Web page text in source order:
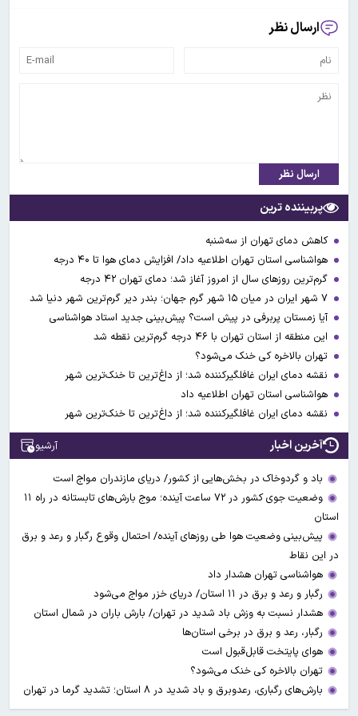
ارسال نظر
ارسال نظر
پربیننده ترین
کاهش دمای تهران از سه‌شنبه
هواشناسی استان تهران اطلاعیه داد/ افزایش دمای هوا تا ۴۰ درجه
گرم‌ترین روزهای سال از امروز آغاز شد؛ دمای تهران ۴۲ درجه
آیا زمستان پربرفی در پیش است؟ پیش‌بینی جدید استاد هواشناسی
این منطقه از استان تهران با ۴۶ درجه گرم‌ترین نقطه شد
تهران بالاخره کی خنک می‌شود؟
نقشه دمای ایران غافلگیرکننده شد؛ از داغ‌ترین تا خنک‌ترین شهر
هواشناسی استان تهران اطلاعیه داد
نقشه دمای ایران غافلگیرکننده شد؛ از داغ‌ترین تا خنک‌ترین شهر
آخرین اخبار آرشیو
باد و گردوخاک در بخش‌هایی از کشور/ دریای مازندران مواج است
وضعیت جوی کشور در ۷۲ ساعت آینده؛ موج بارش‌های تابستانه در راه ۱۱
استان
پیش‌بینی وضعیت هوا طی روزهای آینده/ احتمال وقوع رگبار و رعد و برق
در این نقاط
هواشناسی تهران هشدار داد
رگبار و رعد و برق در ۱۱ استان‌/ دریای خزر مواج می‌شود
هشدار نسبت به وزش باد شدید در تهران/ بارش باران در شمال استان
رگبار، رعد و برق در برخی استان‌ها
هوای پایتخت قابل‌قبول است
تهران بالاخره کی خنک می‌شود؟
بارش‌های رگباری، رعدوبرق و باد شدید در ۸ استان؛ تشدید گرما در تهران